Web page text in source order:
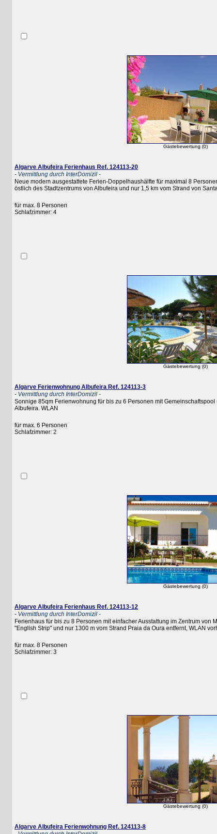
Gästebewertung (0)
Algarve Albufeira Ferienhaus Ref. 124113-20
- Vermittlung durch InterDomizil -
Neue modern ausgestattete Ferien-Doppelhaushälfte für maximal 8 Personen
östlich des Stadtzentrums von Albufeira und nur 1,5 km vom Strand von Santa
für max. 8 Personen
Schlafzimmer: 4
Gästebewertung (0)
Algarve Ferienwohnung Albufeira Ref. 124113-3
- Vermittlung durch InterDomizil -
Sonnige 85qm Ferienwohnung für bis zu 6 Personen mit Gemeinschaftspool
Albufeira. WLAN
für max. 6 Personen
Schlafzimmer: 2
Gästebewertung (0)
Algarve Albufeira Ferienhaus Ref. 124113-12
- Vermittlung durch InterDomizil -
Ferienhaus für bis zu 8 Personen mit einfacher Ausstattung im Zentrum von
"English Strip" und nur 1300 m vom Strand Praia da Oura entfernt, WLAN
für max. 8 Personen
Schlafzimmer: 3
Gästebewertung (0)
Algarve Albufeira Ferienwohnung Ref. 124113-8